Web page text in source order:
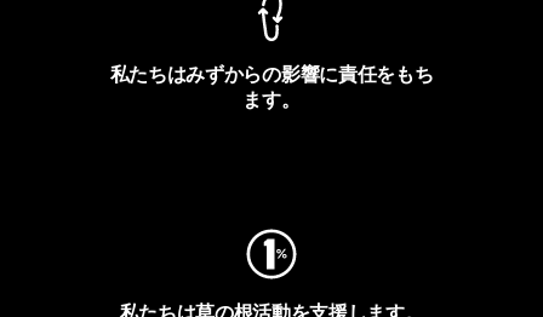
私たちはみずからの影響に責任をもち
ます。